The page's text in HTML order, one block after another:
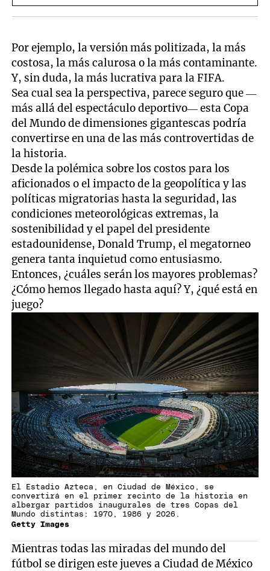
Por ejemplo, la versión más politizada, la más
costosa, la más calurosa o la más contaminante.
Y, sin duda, la más lucrativa para la FIFA.
Sea cual sea la perspectiva, parece seguro que —
más allá del espectáculo deportivo— esta Copa
del Mundo de dimensiones gigantescas podría
convertirse en una de las más controvertidas de
la historia.
Desde la polémica sobre los costos para los
aficionados o el impacto de la geopolítica y las
políticas migratorias hasta la seguridad, las
condiciones meteorológicas extremas, la
sostenibilidad y el papel del presidente
estadounidense, Donald Trump, el megatorneo
genera tanta inquietud como entusiasmo.
Entonces, ¿cuáles serán los mayores problemas?
¿Cómo hemos llegado hasta aquí? Y, ¿qué está en
juego?
Getty Images
El Estadio Azteca, en Ciudad de México, se
convertirá en el primer recinto de la historia en
albergar partidos inaugurales de tres Copas del
Mundo distintas: 1970, 1986 y 2026.
Mientras todas las miradas del mundo del
fútbol se dirigen este jueves a Ciudad de México